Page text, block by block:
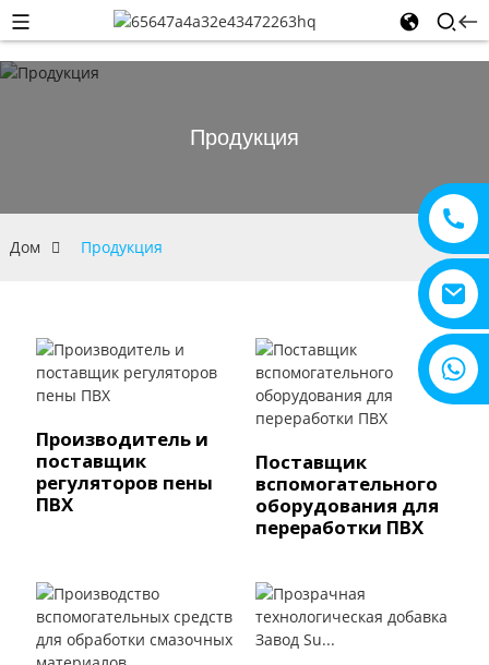
+8615805330828
Продукция
Дом Продукция
Производитель и
поставщик
регуляторов пены
ПВХ
Поставщик
вспомогательного
оборудования для
переработки ПВХ